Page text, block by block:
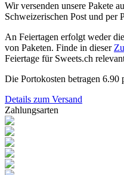
Wir versenden unsere Pakete
Schweizerischen Post und per
An Feiertagen erfolgt weder
von Paketen. Finde in dieser
Feiertage für Sweets.ch
Die Portokosten betragen 6.90
Details zum Versand
Zahlungsarten